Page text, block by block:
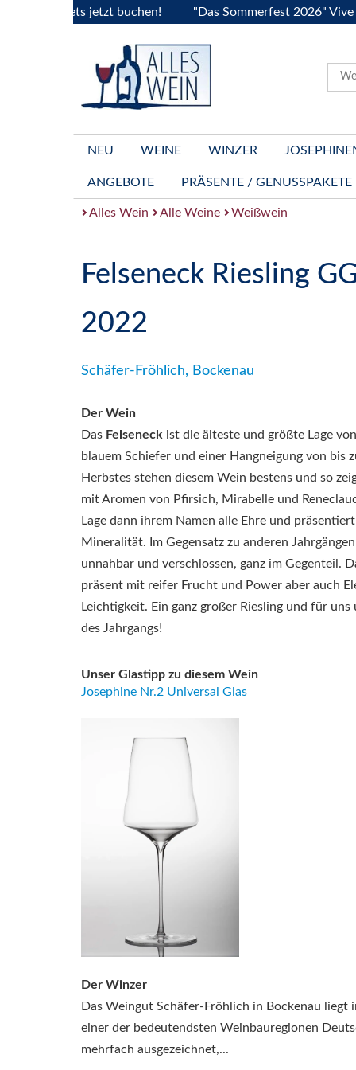
jetzt buchen! "Das Sommerfest 2026" Vive la
NEU WEINE WINZER
ANGEBOTE PRÄSENTE / GENUSSPAKETE
Alles Wein Alle Weine Weißwein
Felseneck Riesling
2022
Schäfer-Fröhlich, Bockenau
Der Wein
Das Felseneck ist die älteste und größte Lage
blauem Schiefer und einer Hangneigung von bis
Herbstes stehen diesem Wein bestens und so
mit Aromen von Pfirsich, Mirabelle und
Lage dann ihrem Namen alle Ehre und
Mineralität. Im Gegensatz zu anderen
unnahbar und verschlossen, ganz im Gegenteil.
präsent mit reifer Frucht und Power aber auch
Leichtigkeit. Ein ganz großer Riesling und für
des Jahrgangs!
Unser Glastipp zu diesem Wein
Josephine Nr.2 Universal Glas
Der Winzer
Das Weingut Schäfer-Fröhlich in Bockenau liegt
einer der bedeutendsten Weinbauregionen
mehrfach ausgezeichnet,...